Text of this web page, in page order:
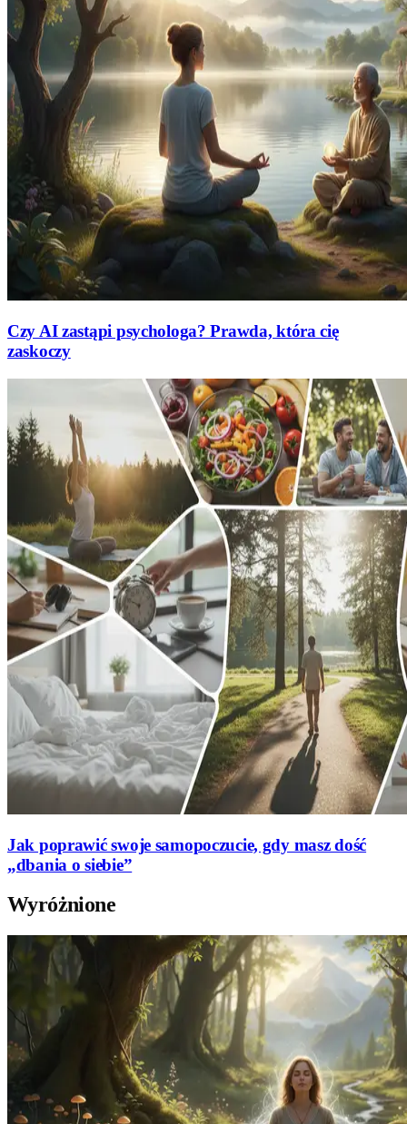
Czy AI zastąpi psychologa? Prawda, która cię
zaskoczy
Jak poprawić swoje samopoczucie, gdy masz dość
„dbania o siebie”
Wyróżnione